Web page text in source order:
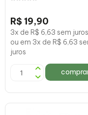
R$ 19,90
3x de R$ 6,63 sem juros
ou em 3x de R$ 6,63
juros